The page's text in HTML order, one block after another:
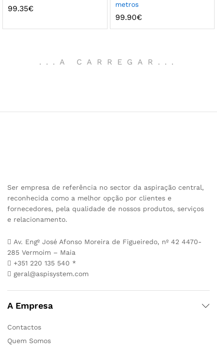
99.35€
metros
99.90€
. . . A CARREGAR . . .
Ser empresa de referência no sector da aspiração central,
reconhecida como a melhor opção por clientes e
fornecedores, pela qualidade de nossos produtos, serviços
e relacionamento.
Av. Engº José Afonso Moreira de Figueiredo, nº 42 4470-
285 Vermoim – Maia
+351 220 135 540 *
geral@aspisystem.com
A Empresa
Contactos
Quem Somos